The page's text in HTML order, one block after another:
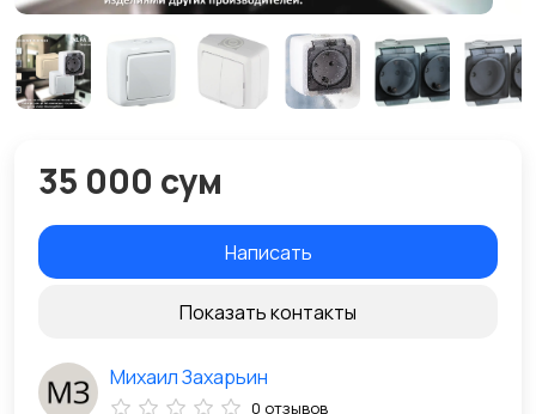
35 000 сум
Написать
Показать контакты
Михаил Захарьин
0 отзывов